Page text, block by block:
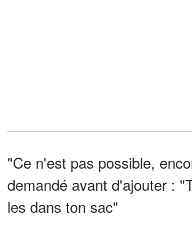
"Ce n'est pas possible,
demandé avant d'ajouter :
les dans ton sac"